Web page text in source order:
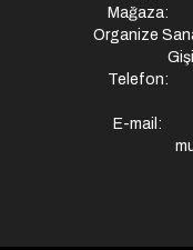
Mağaza:
Organize
Telefon:
E-mail: